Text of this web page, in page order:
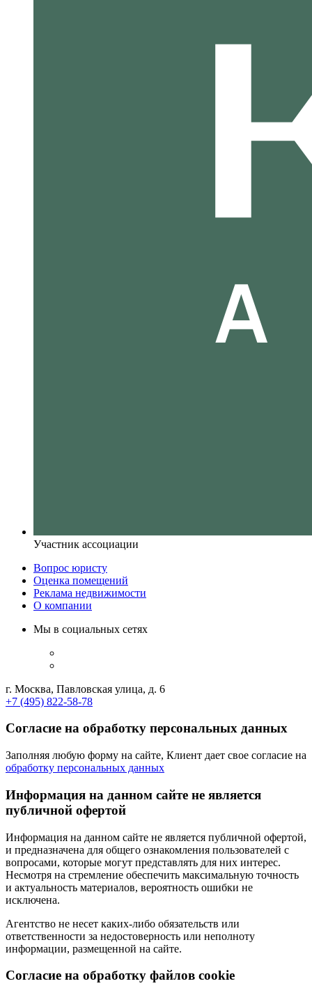
Участник ассоциации
Вопрос юристу
Оценка помещений
Реклама недвижимости
О компании
Мы в социальных сетях
г. Москва, Павловская улица, д. 6
+7 (495) 822-58-78
Согласие на обработку персональных данных
Заполняя любую форму на сайте, Клиент дает свое согласие на
обработку персональных данных
Информация на данном сайте не является
публичной офертой
Информация на данном сайте не является публичной офертой,
и предназначена для общего ознакомления пользователей с
вопросами, которые могут представлять для них интерес.
Несмотря на стремление обеспечить максимальную точность
и актуальность материалов, вероятность ошибки не
исключена.
Агентство не несет каких-либо обязательств или
ответственности за недостоверность или неполноту
информации, размещенной на сайте.
Cогласие на обработку файлов cookie